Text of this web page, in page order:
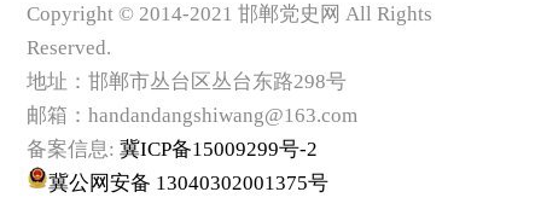
Copyright © 2014-2021 邯郸党史网 All Rights
Reserved.
地址：邯郸市丛台区丛台东路298号
邮箱：handandangshiwang@163.com
备案信息: 冀ICP备15009299号-2
冀公网安备 13040302001375号